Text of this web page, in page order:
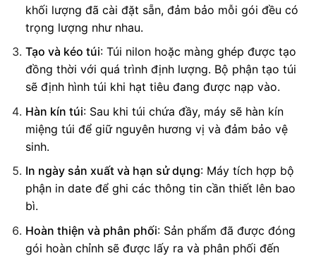
khối lượng đã cài đặt sẵn, đảm bảo mỗi gói đều có
trọng lượng như nhau.
Tạo và kéo túi: Túi nilon hoặc màng ghép được tạo
đồng thời với quá trình định lượng. Bộ phận tạo túi
sẽ định hình túi khi hạt tiêu đang được nạp vào.
Hàn kín túi: Sau khi túi chứa đầy, máy sẽ hàn kín
miệng túi để giữ nguyên hương vị và đảm bảo vệ
sinh.
In ngày sản xuất và hạn sử dụng: Máy tích hợp bộ
phận in date để ghi các thông tin cần thiết lên bao
bì.
Hoàn thiện và phân phối: Sản phẩm đã được đóng
gói hoàn chỉnh sẽ được lấy ra và phân phối đến